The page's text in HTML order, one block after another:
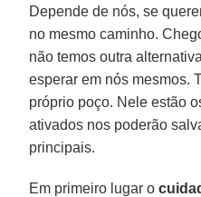
Depende de nós, se
no mesmo caminho.
não temos outra
esperar em nós mesmos.
próprio poço. Nele estão
ativados nos poderão
principais.
Em primeiro lugar o